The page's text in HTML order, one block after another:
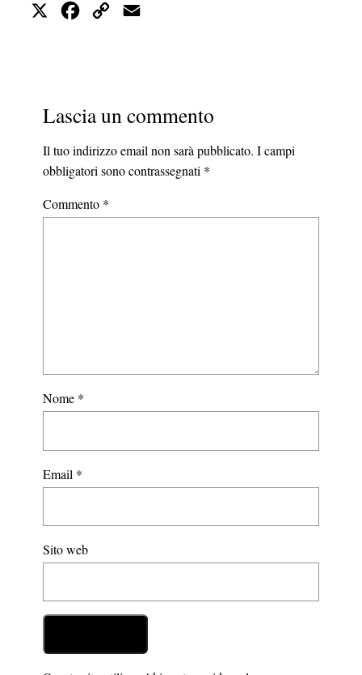
X FacebookCopy
Lascia un commento
Il tuo indirizzo email non sarà pubblicato. I campi
obbligatori sono contrassegnati *
Commento *
Nome *
Email *
Sito web